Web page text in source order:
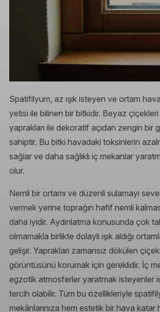
Spatifilyum, az ışık isteyen ve ortam
yetisi ile bilinen bir bitkidir. Beyaz
yaprakları ile dekoratif açıdan zengin bir
sahiptir. Bu bitki havadaki toksinlerin
sağlar ve daha sağlıklı iç mekanlar
olur.
Nemli bir ortamı ve düzenli sulamayı
vermek yerine toprağın hafif nemli
daha iyidir. Aydınlatma konusunda çok
olmamakla birlikte dolaylı ışık aldığı
gelişir. Yaprakları zamansız dökülen
görüntüsünü korumak için gereklidir. İç
egzotik atmosferler yaratmak isteyenler
tercih olabilir. Tüm bu özellikleriyle
mekânlarınıza hem estetik bir hava katar